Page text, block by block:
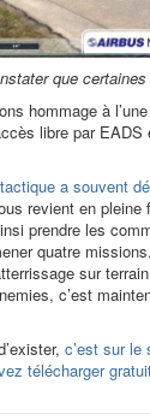
que
hommage à
libre par EADS
a souvent
revient en pleine
prendre les
quatre
sur
c’est
c’est sur le
télécharger